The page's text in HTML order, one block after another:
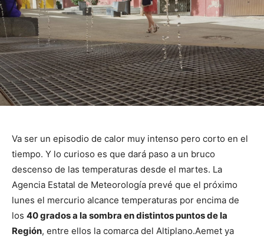
Va ser un episodio de calor muy intenso pero corto en el
tiempo. Y lo curioso es que dará paso a un bruco
descenso de las temperaturas desde el martes. La
Agencia Estatal de Meteorología prevé que el próximo
lunes el mercurio alcance temperaturas por encima de
los 40 grados a la sombra en distintos puntos de la
Región, entre ellos la comarca del Altiplano.Aemet ya